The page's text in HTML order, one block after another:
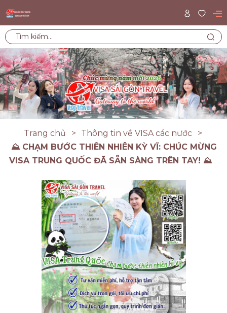
Trang chủ
Thông tin về VISA các nước
⛰️ CHẠM BƯỚC THIÊN NHIÊN KỲ VĨ: CHÚC MỪNG
VISA TRUNG QUỐC ĐÃ SẴN SÀNG TRÊN TAY! ⛰️